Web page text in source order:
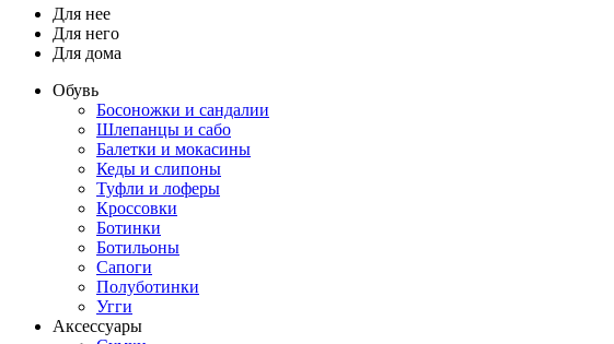
Для нее
Для него
Для дома
Обувь
Босоножки и сандалии
Шлепанцы и сабо
Балетки и мокасины
Кеды и слипоны
Туфли и лоферы
Кроссовки
Ботинки
Ботильоны
Сапоги
Полуботинки
Угги
Аксессуары